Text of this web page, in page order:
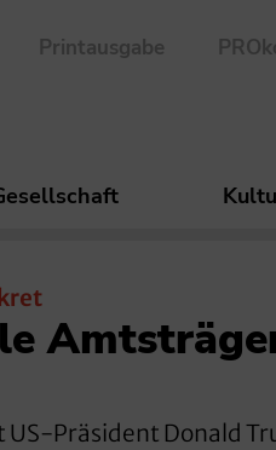
Printausgabe
Präsident Donald